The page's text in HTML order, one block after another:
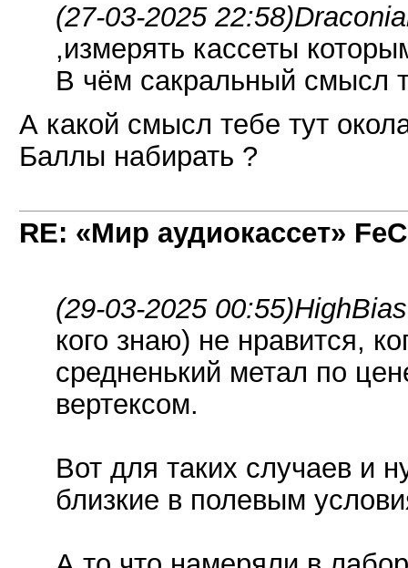
(27-03-2025 22:58)
,измерять кассеты
В чём сакральный смысл
А какой смысл тебе тут
Баллы набирать ?
RE: «Мир аудиокассет»
(29-03-2025 00:55)
кого знаю) не нравится,
средненький метал по
вертексом.
Вот для таких случаев и
близкие в полевым